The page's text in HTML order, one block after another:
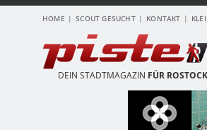
HOME SCOUT GESUCHT KONTAKT
DEIN STADTMAGAZIN FÜR ROSTOCK